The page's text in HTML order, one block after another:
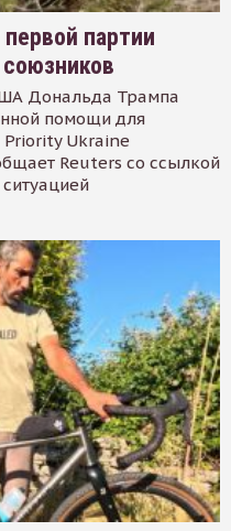
партии
Дональда Трампа
помощи для
Ukraine
Reuters со ссылкой